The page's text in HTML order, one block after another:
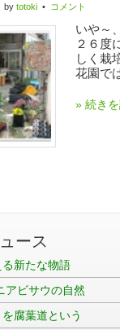
by totoki • コメント
いや～
２６度
しく栽
花園で
» 続き
ース
新たな物語
アビサウの自然
腐葉道という